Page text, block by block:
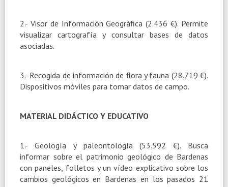
2.- Visor de Información Geográfica (2.436 €). Permite
visualizar cartografía y consultar bases de datos
asociadas.
3.- Recogida de información de flora y fauna (28.719 €).
Dispositivos móviles para tomar datos de campo.
MATERIAL DIDÁCTICO Y EDUCATIVO
1.- Geología y paleontología (53.592 €). Busca
informar sobre el patrimonio geológico de Bardenas
con paneles, folletos y un vídeo explicativo sobre los
cambios geológicos en Bardenas en los pasados 21